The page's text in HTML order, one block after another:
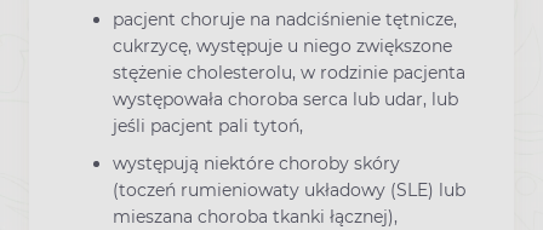
pacjent choruje na nadciśnienie tętnicze,
cukrzycę, występuje u niego zwiększone
stężenie cholesterolu, w rodzinie pacjenta
występowała choroba serca lub udar, lub
jeśli pacjent pali tytoń,
występują niektóre choroby skóry
(toczeń rumieniowaty układowy (SLE) lub
mieszana choroba tkanki łącznej),